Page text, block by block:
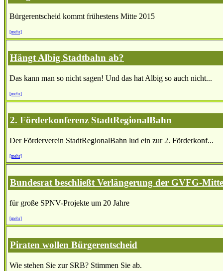
Bürgerentscheid kommt frühestens Mitte 2015
[mehr]
Hängt Albig Stadtbahn ab?
Das kann man so nicht sagen! Und das hat Albig so auch nicht...
[mehr]
2. Förderkonferenz StadtRegionalBahn
Der Förderverein StadtRegionalBahn lud ein zur 2. Förderkonf...
[mehr]
Bundesrat beschließt Verlängerung der GVFG-
für große SPNV-Projekte um 20 Jahre
[mehr]
Piraten wollen Bürgerentscheid
Wie stehen Sie zur SRB? Stimmen Sie ab.